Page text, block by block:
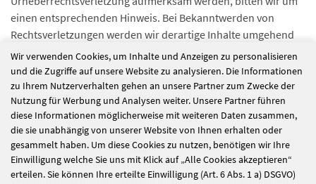
einen entsprechenden Hinweis. Bei Bekanntwerden von
Rechtsverletzungen werden wir derartige Inhalte umgehend
entfernen.
Verbraucherstreitbeilegungsgesetz (VSBG)
Der Träger der Einrichtung erklärt sich nicht bereit zur
Teilnahme an Steitbeilegungsverfahren vor
Verbraucherschlichtungsstellen im Sinne von § 36 Abs. 1
Verbrauchersteitbeilegungsgesetz (VSBG). Davon unberührt
ist die Möglichkeit der Streitbeilegung durch eine
Verbraucherschlichtungsstelle im Rahmen einer konkreten
Wir verwenden Cookies, um Inhalte und Anzeigen zu personalisieren
und die Zugriffe auf unsere Website zu analysieren. Die Informationen
zu Ihrem Nutzerverhalten gehen an unsere Partner zum Zwecke der
Nutzung für Werbung und Analysen weiter. Unsere Partner führen
diese Informationen möglicherweise mit weiteren Daten zusammen,
die sie unabhängig von unserer Website von Ihnen erhalten oder
gesammelt haben. Um diese Cookies zu nutzen, benötigen wir Ihre
Einwilligung welche Sie uns mit Klick auf „Alle Cookies akzeptieren“
erteilen. Sie können Ihre erteilte Einwilligung (Art. 6 Abs. 1 a) DSGVO)